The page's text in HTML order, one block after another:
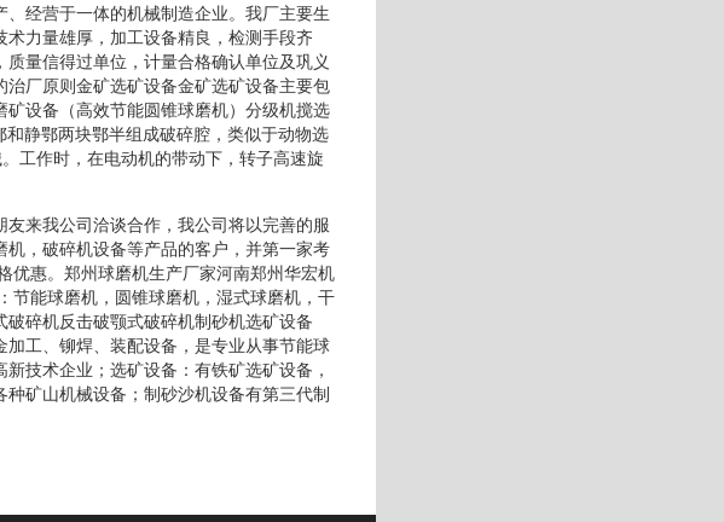
经营于一体的机械制造企业。我厂主要生
力量雄厚，加工设备精良，检测手段齐
量信得过单位，计量合格确认单位及巩义
厂原则金矿选矿设备金矿选矿设备主要包
设备（高效节能圆锥球磨机）分级机搅选
静鄂两块鄂半组成破碎腔，类似于动物选
工作时，在电动机的带动下，转子高速旋
来我公司洽谈合作，我公司将以完善的服
，破碎机设备等产品的客户，并第一家考
优惠。郑州球磨机生产厂家河南郑州华宏机
节能球磨机，圆锥球磨机，湿式球磨机，干
碎机反击破颚式破碎机制砂机选矿设备
工、铆焊、装配设备，是专业从事节能球
技术企业；选矿设备：有铁矿选矿设备，
矿山机械设备；制砂沙机设备有第三代制